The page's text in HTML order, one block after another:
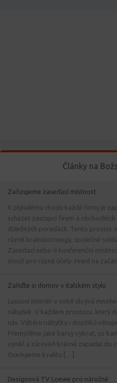
Články na
Zařizujeme zasedací místnost
K plynulému chodu každé firmy je
scházet zástupci firem a
důležitých poradách. Tento prostor
různé brainstormingy, společné
Zasedací nebo-li konferenční
slouží pro různé účely. Hned na
Zařiďte si domov v italském stylu
Luxusní interiér v sobě skrývá
nábytek. V každém prostoru, který
nás. Výběru nábytku i doplňků
Přemýšlíme jaké barvy vybrat, co
vynikl a zároveň krásně zapadal do
Oceňujeme kvalitu […]
Designová TV Loewe pro náročné